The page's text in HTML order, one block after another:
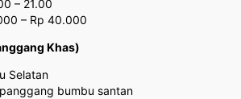
– 21.00
– Rp 40.000
Khas)
Selatan
bumbu santan